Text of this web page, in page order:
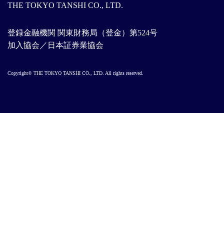
THE TOKYO TANSHI CO., LTD.
登録金融機関 関東財務局（登金）第524号
加入協会／日本証券業協会
Copyright© THE TOKYO TANSHI CO., LTD. All rights reserved.